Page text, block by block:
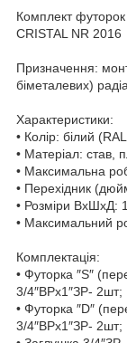
Комплект
CRISTAL NR 2016
Призначення:
біметалевих)
Характеристики:
• Колір: білий
• Матеріал: став,
• Максимальна
• Перехідник
• Розміри ВхШхД:
• Максимальний
Комплектація:
• Футорка ″S″
3/4″ВРх1″ЗР- 2шт;
• Футорка ″D″
3/4″ВРх1″ЗР- 2шт;